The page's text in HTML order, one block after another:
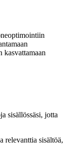
kasvattamaan
sisällössäsi, jotta
relevanttia sisältöä,